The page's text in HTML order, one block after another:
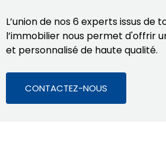
L’union de nos 6 experts issus de
l’immobilier nous permet d'offrir
et personnalisé de haute qualité.
CONTACTEZ-NOUS